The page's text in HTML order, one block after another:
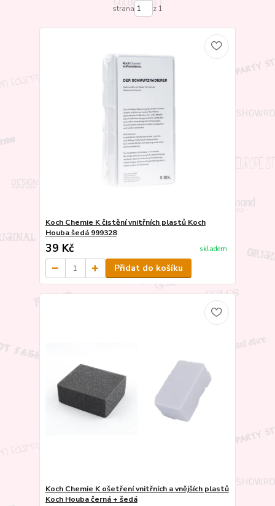
strana z 1
Koch Chemie K čistění vnitřních plastů Koch
Houba šedá 999328
39 Kč skladem
Přidat do košíku
Koch Chemie K ošetření vnitřních a vnějších plastů
Koch Houba černá + šedá